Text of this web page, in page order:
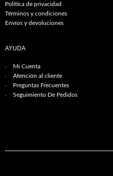
Política de privacidad
Términos y condiciones
Envíos y devoluciones
AYUDA
Mi Cuenta
Atención al cliente
Preguntas Frecuentes
Seguimiento De Pedidos